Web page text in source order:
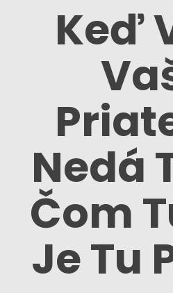
Keď
Nedá
Čom
Je Tu